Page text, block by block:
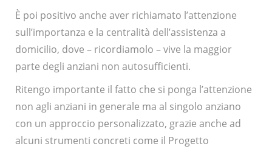
È poi positivo anche aver richiamato l’attenzione
sull’importanza e la centralità dell’assistenza a
domicilio, dove – ricordiamolo – vive la maggior
parte degli anziani non autosufficienti.
Ritengo importante il fatto che si ponga l’attenzione
non agli anziani in generale ma al singolo anziano
con un approccio personalizzato, grazie anche ad
alcuni strumenti concreti come il Progetto